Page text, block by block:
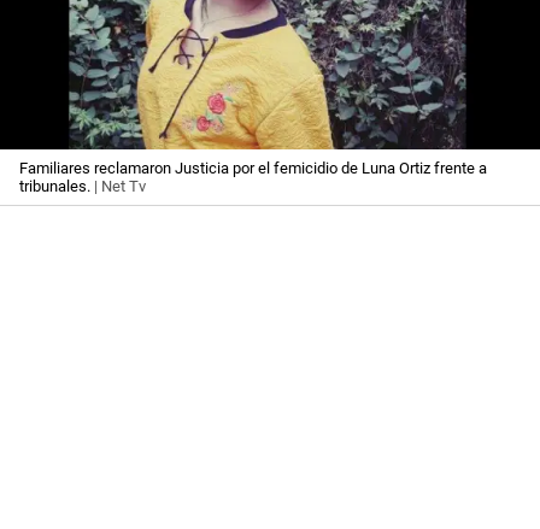
Familiares reclamaron Justicia por el femicidio de Luna Ortiz frente a
tribunales. | Net Tv